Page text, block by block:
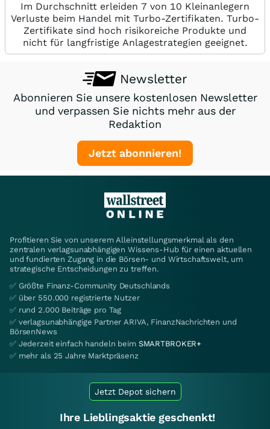
Im Durchschnitt erleiden 7 von 10 Kleinanlegern
Verluste beim Handel mit Turbo-Zertifikaten. Turbo-
Zertifikate sind hoch risikoreiche Produkte und
nicht für langfristige Anlagestrategien geeignet.
Newsletter
Abonnieren Sie unsere kostenlosen Newsletter
und verpassen Sie nichts mehr aus der
Redaktion
Jetzt abonnieren!
Profitieren Sie von unserem Alleinstellungsmerkmal als den
zentralen verlagsunabhängigen Wissens-Hub für einen aktuellen
und fundierten Zugang in die Börsen- und Wirtschaftswelt, um
strategische Entscheidungen zu treffen.
✅ Größte Finanz-Community Deutschlands
✅ über 550.000 registrierte Nutzer
✅ rund 2.000 Beiträge pro Tag
✅ verlagsunabhängige Partner ARIVA, FinanzNachrichten und
BörsenNews
✅ Jederzeit einfach handeln beim SMARTBROKER+
✅ mehr als 25 Jahre Marktpräsenz
Jetzt Depot sichern
Ihre Lieblingsaktie geschenkt!